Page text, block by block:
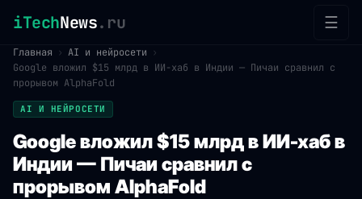
iTechNews.ru ☰
Главная › AI и нейросети
›
Google вложил $15 млрд в ИИ-хаб в Индии — Пичаи сравнил с
прорывом AlphaFold
AI И НЕЙРОСЕТИ
Google вложил $15 млрд в ИИ-хаб в
Индии — Пичаи сравнил с
прорывом AlphaFold